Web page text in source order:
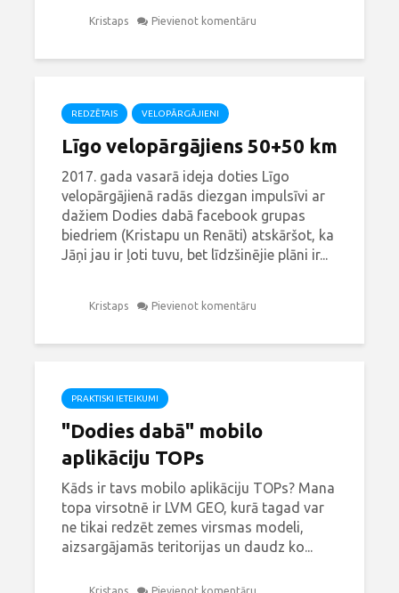
Kristaps Pievienot komentāru
REDZĒTAIS VELOPĀRGĀJIENI
Līgo velopārgājiens 50+50 km
2017. gada vasarā ideja doties Līgo
velopārgājienā radās diezgan impulsīvi ar
dažiem Dodies dabā facebook grupas
biedriem (Kristapu un Renāti) atskāršot, ka
Jāņi jau ir ļoti tuvu, bet līdzšinējie plāni ir...
Kristaps Pievienot komentāru
PRAKTISKI IETEIKUMI
"Dodies dabā" mobilo
aplikāciju TOPs
Kāds ir tavs mobilo aplikāciju TOPs? Mana
topa virsotnē ir LVM GEO, kurā tagad var
ne tikai redzēt zemes virsmas modeli,
aizsargājamās teritorijas un daudz ko...
Kristaps Pievienot komentāru